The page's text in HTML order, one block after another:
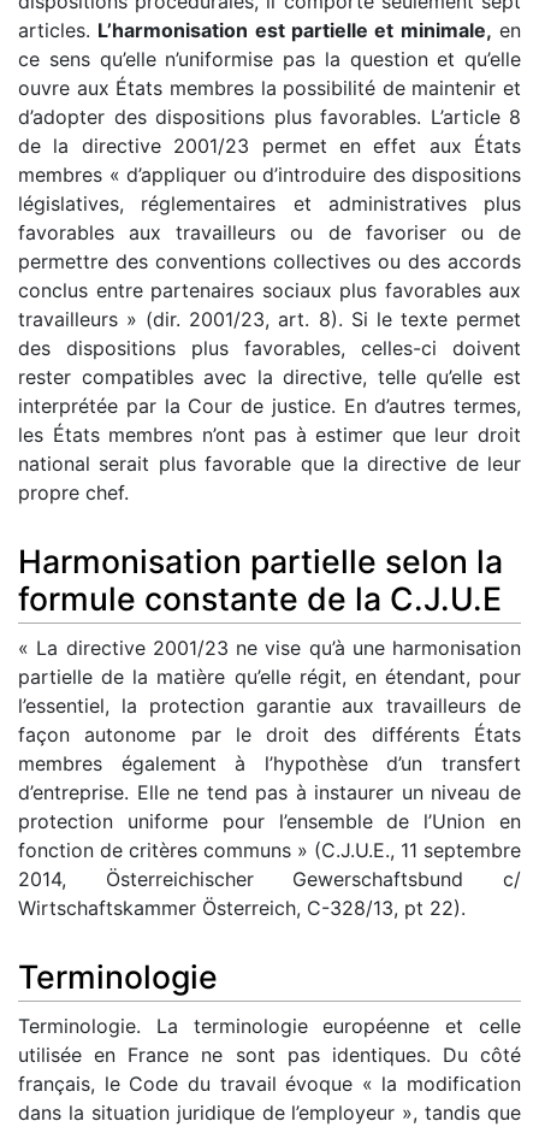
articles. L’harmonisation est partielle et minimale, en
ce sens qu’elle n’uniformise pas la question et qu’elle
ouvre aux États membres la possibilité de maintenir et
d’adopter des dispositions plus favorables. L’article 8
de la directive 2001/23 permet en effet aux États
membres « d’appliquer ou d’introduire des dispositions
législatives, réglementaires et administratives plus
favorables aux travailleurs ou de favoriser ou de
permettre des conventions collectives ou des accords
conclus entre partenaires sociaux plus favorables aux
travailleurs » (dir. 2001/23, art. 8). Si le texte permet
des dispositions plus favorables, celles-ci doivent
rester compatibles avec la directive, telle qu’elle est
interprétée par la Cour de justice. En d’autres termes,
les États membres n’ont pas à estimer que leur droit
national serait plus favorable que la directive de leur
propre chef.
Harmonisation partielle selon la
formule constante de la C.J.U.E
« La directive 2001/23 ne vise qu’à une harmonisation
partielle de la matière qu’elle régit, en étendant, pour
l’essentiel, la protection garantie aux travailleurs de
façon autonome par le droit des différents États
membres également à l’hypothèse d’un transfert
d’entreprise. Elle ne tend pas à instaurer un niveau de
protection uniforme pour l’ensemble de l’Union en
fonction de critères communs » (C.J.U.E., 11 septembre
2014, Österreichischer Gewerschaftsbund c/
Wirtschaftskammer Österreich, C-328/13, pt 22).
Terminologie
Terminologie. La terminologie européenne et celle
utilisée en France ne sont pas identiques. Du côté
français, le Code du travail évoque « la modification
dans la situation juridique de l’employeur », tandis que